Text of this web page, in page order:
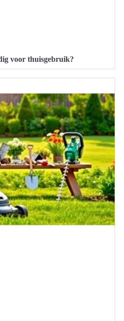
voor thuisgebruik?